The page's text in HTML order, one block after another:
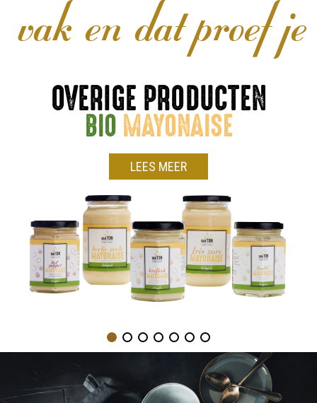
vak en dat proef je
OVERIGE PRODUCTEN
LEES MEER
BIO MAYONAISE